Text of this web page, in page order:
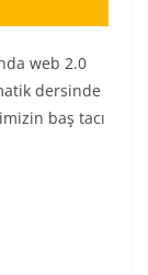
web 2.0
dersinde
baş tacı